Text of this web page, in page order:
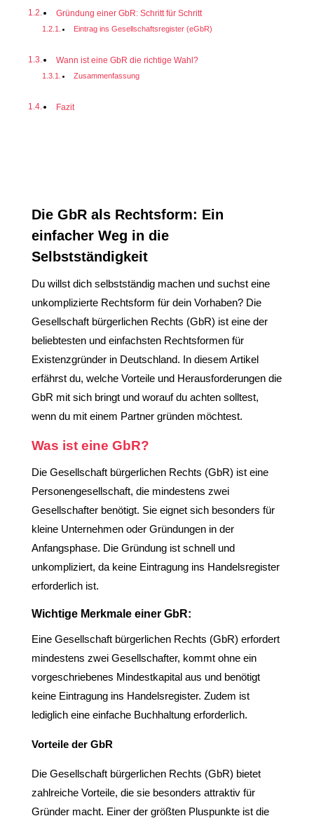
Gründung einer GbR: Schritt für Schritt
Eintrag ins Gesellschaftsregister (eGbR)
Wann ist eine GbR die richtige Wahl?
Zusammenfassung
Fazit
Die GbR als Rechtsform: Ein
einfacher Weg in die
Selbstständigkeit
Du willst dich selbstständig machen und suchst eine
unkomplizierte Rechtsform für dein Vorhaben? Die
Gesellschaft bürgerlichen Rechts (GbR) ist eine der
beliebtesten und einfachsten Rechtsformen für
Existenzgründer in Deutschland. In diesem Artikel
erfährst du, welche Vorteile und Herausforderungen die
GbR mit sich bringt und worauf du achten solltest,
wenn du mit einem Partner gründen möchtest.
Was ist eine GbR?
Die Gesellschaft bürgerlichen Rechts (GbR) ist eine
Personengesellschaft, die mindestens zwei
Gesellschafter benötigt. Sie eignet sich besonders für
kleine Unternehmen oder Gründungen in der
Anfangsphase. Die Gründung ist schnell und
unkompliziert, da keine Eintragung ins Handelsregister
erforderlich ist.
Wichtige Merkmale einer GbR:
Eine Gesellschaft bürgerlichen Rechts (GbR) erfordert
mindestens zwei Gesellschafter, kommt ohne ein
vorgeschriebenes Mindestkapital aus und benötigt
keine Eintragung ins Handelsregister. Zudem ist
lediglich eine einfache Buchhaltung erforderlich.
Vorteile der GbR
Die Gesellschaft bürgerlichen Rechts (GbR) bietet
zahlreiche Vorteile, die sie besonders attraktiv für
Gründer macht. Einer der größten Pluspunkte ist die